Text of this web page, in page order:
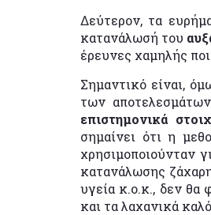
Δεύτερον, τα
κατανάλωσή του
έρευνες χαμηλής
Σημαντικό είναι,
των
επιστημονικά
σημαίνει ότι η
χρησιμοποιούνταν
κατανάλωσης
υγεία κ.ο.κ., δεν θα
και τα λαχανικά